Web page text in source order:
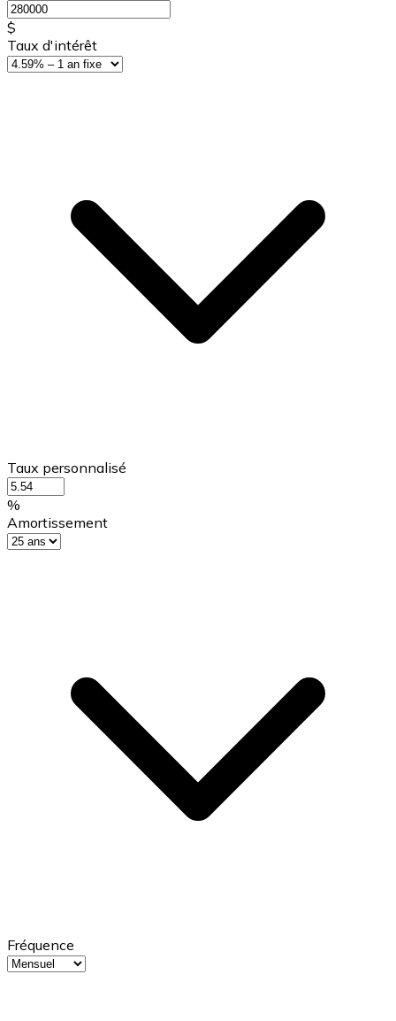
$
Taux d'intérêt
Taux personnalisé
%
Amortissement
Fréquence